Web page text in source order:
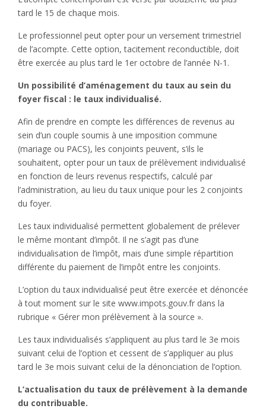
tard le 15 de chaque mois.
Le professionnel peut opter pour un versement trimestriel
de l’acompte. Cette option, tacitement reconductible, doit
être exercée au plus tard le 1er octobre de l’année N-1.
Un possibilité d’aménagement du taux au sein du
foyer fiscal : le taux individualisé.
Afin de prendre en compte les différences de revenus au
sein d’un couple soumis à une imposition commune
(mariage ou PACS), les conjoints peuvent, s’ils le
souhaitent, opter pour un taux de prélèvement individualisé
en fonction de leurs revenus respectifs, calculé par
l’administration, au lieu du taux unique pour les 2 conjoints
du foyer.
Les taux individualisé permettent globalement de prélever
le même montant d’impôt. Il ne s’agit pas d’une
individualisation de l’impôt, mais d’une simple répartition
différente du paiement de l’impôt entre les conjoints.
L’option du taux individualisé peut être exercée et dénoncée
à tout moment sur le site www.impots.gouv.fr dans la
rubrique « Gérer mon prélèvement à la source ».
Les taux individualisés s’appliquent au plus tard le 3e mois
suivant celui de l’option et cessent de s’appliquer au plus
tard le 3e mois suivant celui de la dénonciation de l’option.
L’actualisation du taux de prélèvement à la demande
du contribuable.